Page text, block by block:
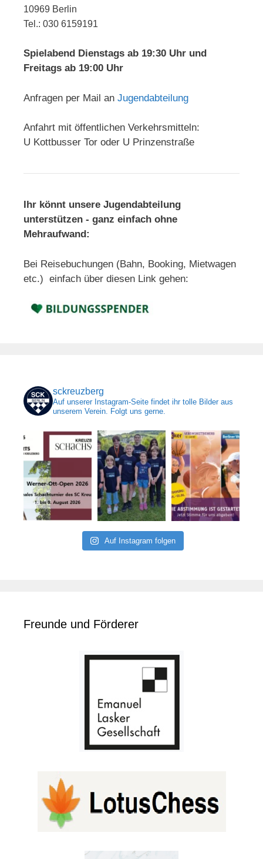
10969 Berlin
Tel.: 030 6159191
Spielabend Dienstags ab 19:30 Uhr und
Freitags ab 19:00 Uhr
Anfragen per Mail an Jugendabteilung
Anfahrt mit öffentlichen Verkehrsmitteln:
U Kottbusser Tor oder U Prinzenstraße
Ihr könnt unsere Jugendabteilung
unterstützen - ganz einfach ohne
Mehraufwand:
Bei Reisebuchungen (Bahn, Booking, Mietwagen
etc.) einfach über diesen Link gehen:
sckreuzberg
Auf unserer Instagram-Seite findet ihr tolle Bilder aus
unserem Verein. Folgt uns gerne.
Auf Instagram folgen
Freunde und Förderer